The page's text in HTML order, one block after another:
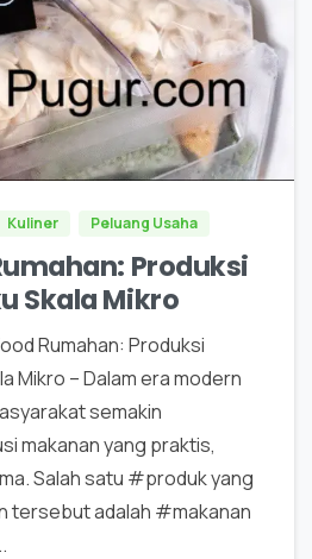
0
Kuliner Peluang Usaha
Produksi
Skala Mikro
Rumahan: Produksi
Mikro – Dalam era modern
semakin
makanan yang praktis,
Salah satu #produk yang
tersebut adalah #makanan